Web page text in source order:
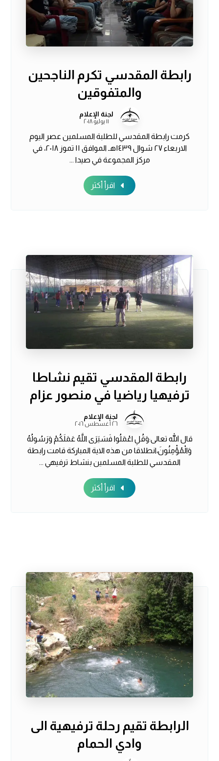
رابطة المقدسي تكرم الناجحين
والمتفوقين
لجنة الإعلام
١١ يوليو ٢٠١٨
كرمت رابطة المقدسي للطلبة المسلمين عصر اليوم
الاربعاء ٢٧ شوال ١٤٣٩هـ الموافق ١١ تموز ٢٠١٨، في
مركز المجموعة في صيدا ...
اقرأ أكثر
رابطة المقدسي تقيم نشاطا
ترفيهيا رياضيا في منصور عزام
لجنة الإعلام
٢٦ أغسطس ٢٠١٦
قال الله تعالى:وَقُلِ اعْمَلُوا فَسَيَرَى اللَّهُ عَمَلَكُمْ وَرَسُولُهُ
وَالْمُؤْمِنُونَ،انطلاقا من هذه الاية المباركة قامت رابطة
المقدسي للطلبة المسلمين بنشاط ترفيهي ...
اقرأ أكثر
الرابطة تقيم رحلة ترفيهية الى
وادي الحمام